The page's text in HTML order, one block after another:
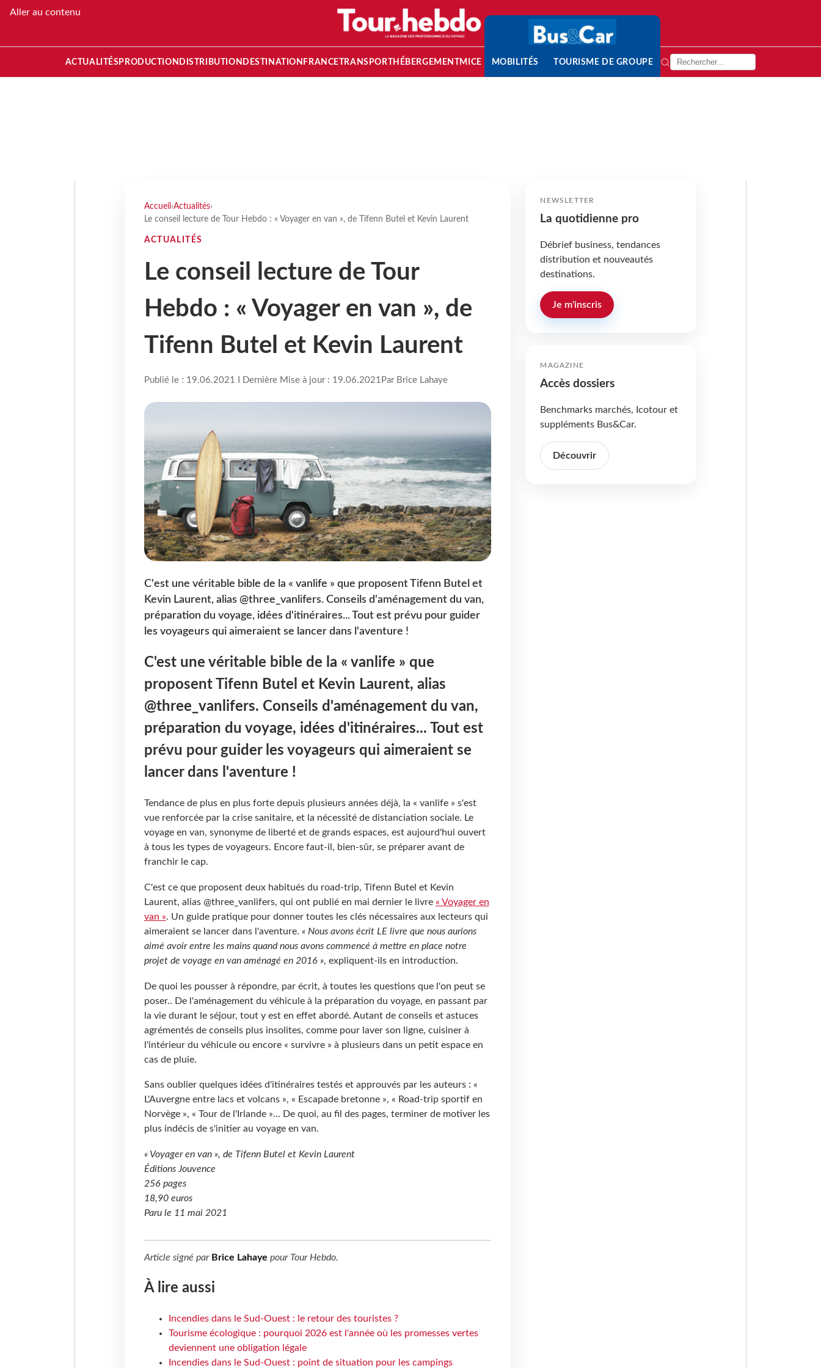
Aller au contenu
ACTUALITÉS PRODUCTION DISTRIBUTION DESTINATION FRANCETRANSPORT HÉBERGEMENTMICE MOBILITÉS TOURISME DE GROUPE
Accueil ›Actualités›
Le conseil lecture de Tour Hebdo : « Voyager en van », de Tifenn Butel et Kevin Laurent
ACTUALITÉS
Le conseil lecture de Tour
Hebdo : « Voyager en van », de
Tifenn Butel et Kevin Laurent
Publié le : 19.06.2021 I Dernière Mise à jour : 19.06.2021 Par Brice Lahaye
C'est une véritable bible de la « vanlife » que proposent Tifenn Butel et
Kevin Laurent, alias @three_vanlifers. Conseils d'aménagement du van,
préparation du voyage, idées d'itinéraires... Tout est prévu pour guider
les voyageurs qui aimeraient se lancer dans l'aventure !
C'est une véritable bible de la « vanlife » que
proposent Tifenn Butel et Kevin Laurent, alias
@three_vanlifers. Conseils d'aménagement du van,
préparation du voyage, idées d'itinéraires... Tout est
prévu pour guider les voyageurs qui aimeraient se
lancer dans l'aventure !
Tendance de plus en plus forte depuis plusieurs années déjà, la « vanlife » s'est
vue renforcée par la crise sanitaire, et la nécessité de distanciation sociale. Le
voyage en van, synonyme de liberté et de grands espaces, est aujourd'hui ouvert
à tous les types de voyageurs. Encore faut-il, bien-sûr, se préparer avant de
franchir le cap.
C'est ce que proposent deux habitués du road-trip, Tifenn Butel et Kevin
Laurent, alias @three_vanlifers, qui ont publié en mai dernier le livre « Voyager en
van ». Un guide pratique pour donner toutes les clés nécessaires aux lecteurs qui
aimeraient se lancer dans l'aventure. « Nous avons écrit LE livre que nous aurions
aimé avoir entre les mains quand nous avons commencé à mettre en place notre
projet de voyage en van aménagé en 2016 », expliquent-ils en introduction.
De quoi les pousser à répondre, par écrit, à toutes les questions que l'on peut se
poser.. De l'aménagement du véhicule à la préparation du voyage, en passant par
la vie durant le séjour, tout y est en effet abordé. Autant de conseils et astuces
agrémentés de conseils plus insolites, comme pour laver son ligne, cuisiner à
l'intérieur du véhicule ou encore « survivre » à plusieurs dans un petit espace en
cas de pluie.
Sans oublier quelques idées d'itinéraires testés et approuvés par les auteurs : «
L'Auvergne entre lacs et volcans », « Escapade bretonne », « Road-trip sportif en
Norvège », « Tour de l'Irlande »... De quoi, au fil des pages, terminer de motiver les
plus indécis de s'initier au voyage en van.
« Voyager en van », de Tifenn Butel et Kevin Laurent
Éditions Jouvence
256 pages
18,90 euros
Paru le 11 mai 2021
Article signé par Brice Lahaye pour Tour Hebdo.
À lire aussi
Incendies dans le Sud-Ouest : le retour des touristes ?
Tourisme écologique : pourquoi 2026 est l'année où les promesses vertes
deviennent une obligation légale
Incendies dans le Sud-Ouest : point de situation pour les campings
NEWSLETTER
La quotidienne pro
Débrief business, tendances
distribution et nouveautés
destinations.
Je m'inscris
MAGAZINE
Accès dossiers
Benchmarks marchés, Icotour et
suppléments Bus&Car.
Découvrir